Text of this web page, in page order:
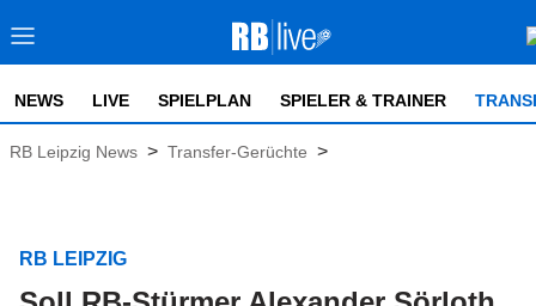
NEWS LIVE SPIELPLAN SPIELER & TRAINER
RB Leipzig News > Transfer-Gerüchte >
RB LEIPZIG